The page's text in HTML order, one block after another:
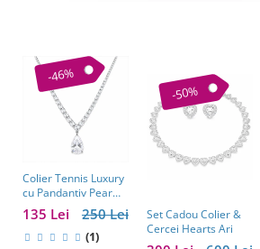
-46%
Colier Tennis Luxury
cu Pandantiv Pear
Cut – Eleganță
Atemporală 250 Lei
135 Lei
(1)
-50%
Set Cadou Colier &
Cercei Hearts Ari